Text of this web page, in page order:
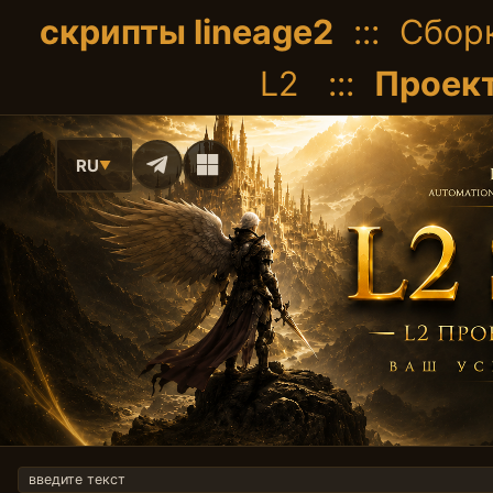
скрипты lineage2 :::
L2 :::
RU▼